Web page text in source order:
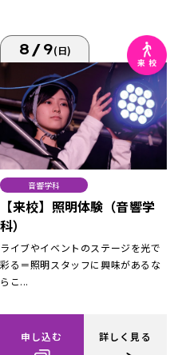
8/9(日)
音響学科
【来校】照明体験（音響学
科）
ライブやイベントのステージを光で
彩る＝照明スタッフに興味があるな
らこ...
申し込む 詳しく見る